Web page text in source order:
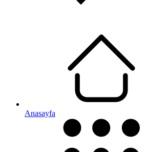
Anasayfa